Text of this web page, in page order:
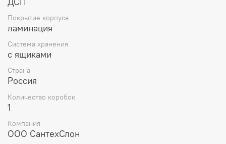
Покрытие корпуса
ламинация
Система хранения
с ящиками
Страна
Россия
Количество коробок
1
Компания
ООО СантехСлон